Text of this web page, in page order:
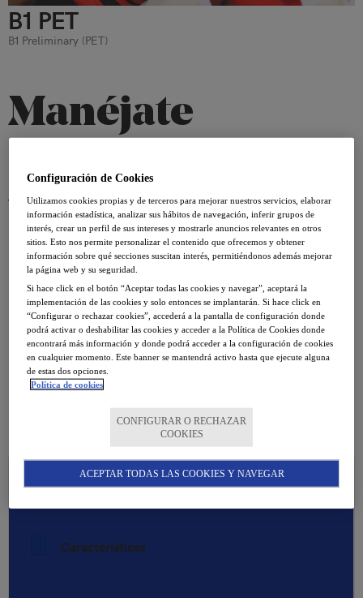
B1 PET
B1 Preliminary (PET)
Manéjate
cotidianamente a
un nivel
intermedio.
Matricúlate aquí
Breve descripción
Características
Configuración de Cookies
Utilizamos cookies propias y de terceros para mejorar nuestros servicios, elaborar
información estadística, analizar sus hábitos de navegación, inferir grupos de
interés, crear un perfil de sus intereses y mostrarle anuncios relevantes en otros
sitios. Esto nos permite personalizar el contenido que ofrecemos y obtener
información sobre qué secciones suscitan interés, permitiéndonos además mejorar
la página web y su seguridad.
Si hace click en el botón “Aceptar todas las cookies y navegar”, aceptará la
implementación de las cookies y solo entonces se implantarán. Si hace click en
“Configurar o rechazar cookies”, accederá a la pantalla de configuración donde
podrá activar o deshabilitar las cookies y acceder a la Política de Cookies donde
encontrará más información y donde podrá acceder a la configuración de cookies
en cualquier momento. Este banner se mantendrá activo hasta que ejecute alguna
de estas dos opciones.
Política de cookies
CONFIGURAR O RECHAZAR
COOKIES
ACEPTAR TODAS LAS COOKIES Y NAVEGAR